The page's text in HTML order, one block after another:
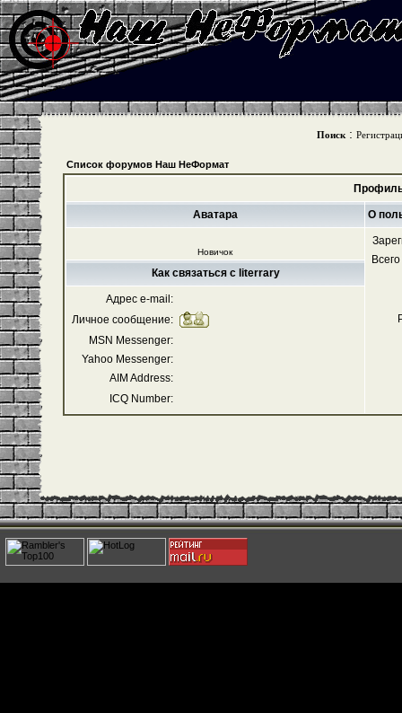
Поиск :
Список форумов Наш НеФормат
Аватара О
Новичок
Как связаться с literrary
Адрес e-mail:
Личное сообщение:
MSN Messenger:
Yahoo Messenger:
AIM Address:
ICQ Number: